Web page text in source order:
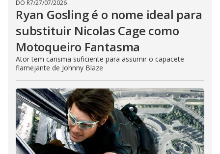
DO R7/27/07/2026
Ryan Gosling é o nome ideal para
substituir Nicolas Cage como
Motoqueiro Fantasma
Ator tem carisma suficiente para assumir o capacete
flamejante de Johnny Blaze